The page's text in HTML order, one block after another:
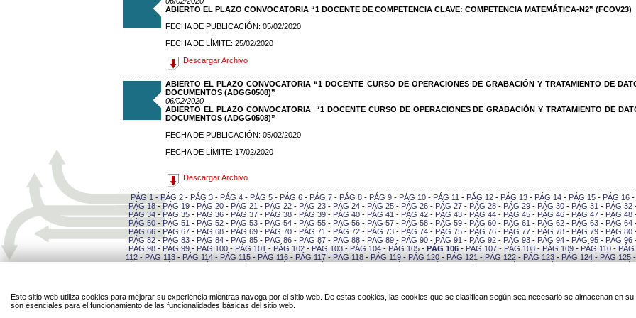
ABIERTO EL PLAZO CONVOCATORIA “1 DOCENTE DE COMPETENCIA CLAVE: COMPETENCIA MATEMÁTICA-N2” (FCOV23)
FECHA DE PUBLICACIÓN: 05/02/2020
FECHA DE LÍMITE: 25/02/2020
Descargar Archivo
ABIERTO EL PLAZO CONVOCATORIA “1 DOCENTE CURSO DE OPERACIONES DE GRABACIÓN Y TRATAMIENTO DE
DOCUMENTOS (ADGG0508)”
06/02/2020
ABIERTO EL PLAZO CONVOCATORIA “1 DOCENTE CURSO DE OPERACIONES DE GRABACIÓN Y TRATAMIENTO DE
DOCUMENTOS (ADGG0508)”
FECHA DE PUBLICACIÓN: 05/02/2020
FECHA DE LÍMITE: 17/02/2020
Descargar Archivo
PÁG 1 - PÁG 2 - PÁG 3 - PÁG 4 - PÁG 5 - PÁG 6 - PÁG 7 - PÁG 8 - PÁG 9 - PÁG 10 - PÁG 11 - PÁG 12 - PÁG 13 - PÁG 14 - PÁG 15 - PÁG 16 -
PÁG 18-PÁG 19- PÁG 20- PÁG 21 - PÁG 22- PÁG 23- PÁG 24- PÁG 25- PÁG 26- PÁG 27- PÁG 28- PÁG 29- PÁG 30- PÁG 31 - PÁG 32
PÁG 34-PÁG 35- PÁG 36- PÁG 37- PÁG 38- PÁG 39- PÁG 40- PÁG 41 - PÁG 42- PÁG 43- PÁG 44- PÁG 45- PÁG 46- PÁG 47- PÁG 48
PÁG 50- PÁG 51 - PÁG 52- PÁG 53- PÁG 54- PÁG 55- PÁG 56- PÁG 57- PÁG 58- PÁG 59- PÁG 60- PÁG 61 - PÁG 62- PÁG 63- PÁG 64
PÁG 66-PÁG 67- PÁG 68- PÁG 69- PÁG 70- PÁG 71 - PÁG 72- PÁG 73- PÁG 74- PÁG 75- PÁG 76- PÁG 77- PÁG 78- PÁG 79- PÁG 80
PÁG 82-PÁG 83- PÁG 84- PÁG 85- PÁG 86- PÁG 87- PÁG 88- PÁG 89- PÁG 90- PÁG 91 - PÁG 92- PÁG 93- PÁG 94- PÁG 95- PÁG 96
PÁG 98- PÁG 99- PÁG 100- PÁG 101 - PÁG 102- PÁG 103- PÁG 104- PÁG 105- PÁG 106- PÁG 107- PÁG 108- PÁG 109- PÁG 110- PÁG
112- PÁG 113- PÁG 114- PÁG 115- PÁG 116- PÁG 117- PÁG 118- PÁG 119- PÁG 120- PÁG 121 - PÁG 122- PÁG 123- PÁG 124- PÁG 125-
184-PÁG 185-PÁG 186-PÁG 187-PÁG 188-PÁG 189- PÁG 190-PÁG 191-PÁG 192 -PÁG 193- PÁG 194- PÁG 195-PÁG 196-PÁG 197
-PÁG 199 -PÁG 200-PÁG 201- PÁG 202-PÁG 203
Este sitio web utiliza cookies para mejorar su experiencia mientras navega por el sitio web. De estas cookies, las cookies que se clasifican según sea necesario se almacenan en su
son esenciales para el funcionamiento de las funcionalidades básicas del sitio web.